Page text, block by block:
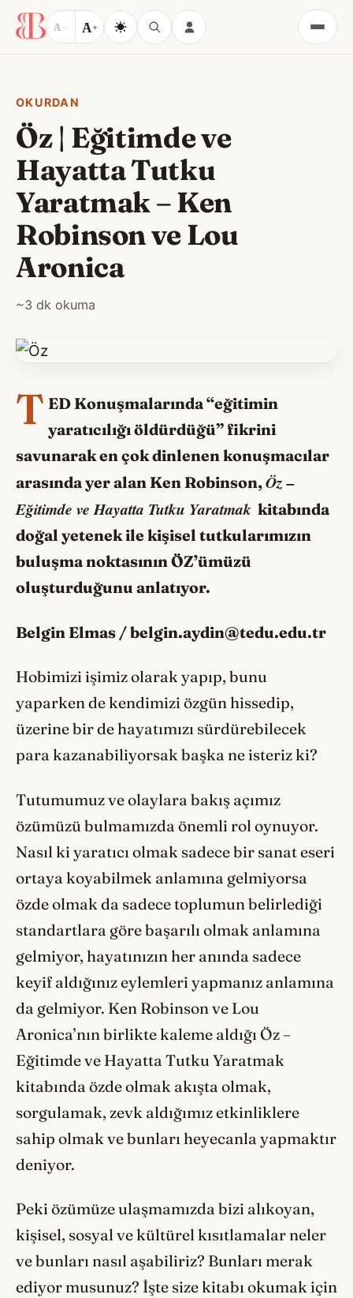
A − A+
Menü
OKURDAN
Öz | Eğitimde ve
Hayatta Tutku
Yaratmak – Ken
Robinson ve Lou
Aronica
~3 dk okuma
T ED Konuşmalarında “eğitimin
yaratıcılığı öldürdüğü” fikrini
savunarak en çok dinlenen konuşmacılar
arasında yer alan Ken Robinson,Öz –
Eğitimde ve Hayatta Tutku Yaratmak kitabında
doğal yetenek ile kişisel tutkularımızın
buluşma noktasının ÖZ’ümüzü
oluşturduğunu anlatıyor.
Belgin Elmas / belgin.aydin@tedu.edu.tr
Hobimizi işimiz olarak yapıp, bunu
yaparken de kendimizi özgün hissedip,
üzerine bir de hayatımızı sürdürebilecek
para kazanabiliyorsak başka ne isteriz ki?
Tutumumuz ve olaylara bakış açımız
özümüzü bulmamızda önemli rol oynuyor.
Nasıl ki yaratıcı olmak sadece bir sanat eseri
ortaya koyabilmek anlamına gelmiyorsa
özde olmak da sadece toplumun belirlediği
standartlara göre başarılı olmak anlamına
gelmiyor, hayatınızın her anında sadece
keyif aldığınız eylemleri yapmanız anlamına
da gelmiyor. Ken Robinson ve Lou
Aronica’nın birlikte kaleme aldığı Öz –
Eğitimde ve Hayatta Tutku Yaratmak
kitabında özde olmak akışta olmak,
sorgulamak, zevk aldığımız etkinliklere
sahip olmak ve bunları heyecanla yapmaktır
deniyor.
Peki özümüze ulaşmamızda bizi alıkoyan,
kişisel, sosyal ve kültürel kısıtlamalar neler
ve bunları nasıl aşabiliriz? Bunları merak
ediyor musunuz? İşte size kitabı okumak için